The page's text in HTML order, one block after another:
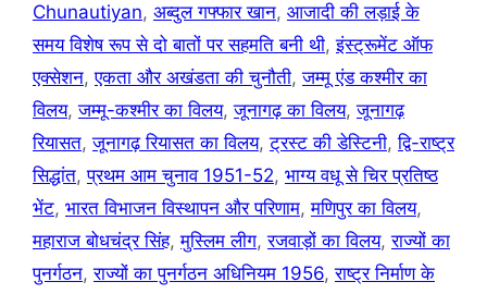
Chunautiyan, अब्दुल गफ्फार खान, आजादी की लड़ाई के
समय विशेष रूप से दो बातों पर सहमति बनी थी,इंस्ट्रूमेंट ऑफ
एक्सेशन,एकता और अखंडता की चुनौती,जम्मू एंड कश्मीर का
विलय,जम्मू-कश्मीर का विलय,जूनागढ़ का विलय,जूनागढ़
रियासत,जूनागढ़ रियासत का विलय,ट्रस्ट की डेस्टिनी,द्वि-राष्ट्र
सिद्धांत,प्रथम आम चुनाव 1951-52, भाग्य वधू से चिर प्रतिष्ठ
भेंट, भारत विभाजन विस्थापन और परिणाम,मणिपुर का विलय,
महाराज बोधचंद्र सिंह,मुस्लिम लीग,रजवाड़ों का विलय,राज्यों का
पुनर्गठन,राज्यों का पुनर्गठन अधिनियम 1956,राष्ट्र निर्माण के